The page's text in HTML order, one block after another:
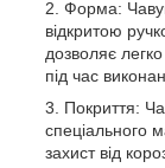
Форма:
відкритою
дозволяє
під час
Покриття:
спеціального
захист від